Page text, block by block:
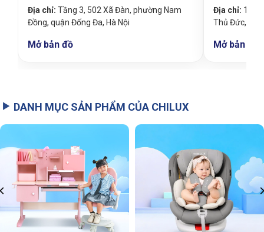
Địa chỉ: Tầng 3, 502 Xã Đàn, phường Nam
Đồng, quận Đống Đa, Hà Nội
Mở bản đồ
Địa chỉ: 19
Thủ Đức,
Mở bản đồ
DANH MỤC SẢN PHẨM CỦA CHILUX